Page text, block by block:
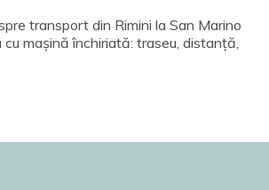
transport din Rimini la San Marino
mașină închiriată: traseu, distanță,